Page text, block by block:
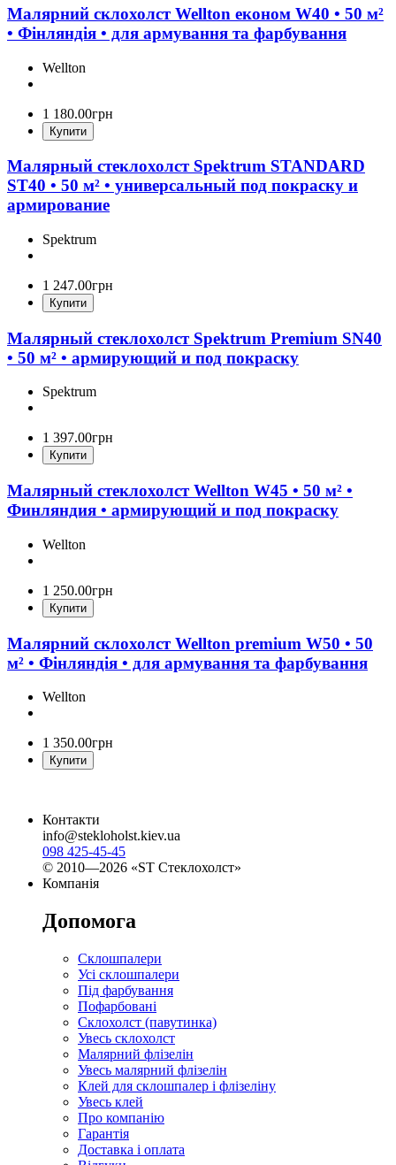
Малярний склохолст Wellton економ W40 • 50 м²
• Фінляндія • для армування та фарбування
Wellton
1 180.00грн
Купити
Малярный стеклохолст Spektrum STANDARD
ST40 • 50 м² • универсальный под покраску и
армирование
Spektrum
1 247.00грн
Купити
Малярный стеклохолст Spektrum Premium SN40
• 50 м² • армирующий и под покраску
Spektrum
1 397.00грн
Купити
Малярный стеклохолст Wellton W45 • 50 м² •
Финляндия • армирующий и под покраску
Wellton
1 250.00грн
Купити
Малярний склохолст Wellton premium W50 • 50
м² • Фінляндія • для армування та фарбування
Wellton
1 350.00грн
Купити
Контакти
info@stekloholst.kiev.ua
098 425-45-45
© 2010—2026 «ST Стеклохолст»
Компанія
Допомога
Склошпалери
Усі склошпалери
Під фарбування
Пофарбовані
Склохолст (павутинка)
Увесь склохолст
Малярний флізелін
Увесь малярний флізелін
Клей для склошпалер і флізеліну
Увесь клей
Про компанію
Гарантія
Доставка і оплата